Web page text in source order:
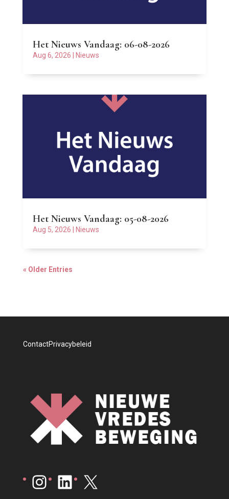
Het Nieuws Vandaag: 06-08-2026
Aug 6, 2026 Nieuws
Het Nieuws Vandaag: 05-08-2026
Aug 5, 2026 Nieuws
« Older Entries
ContactPrivacybeleid
Instagram
LinkedIn
X